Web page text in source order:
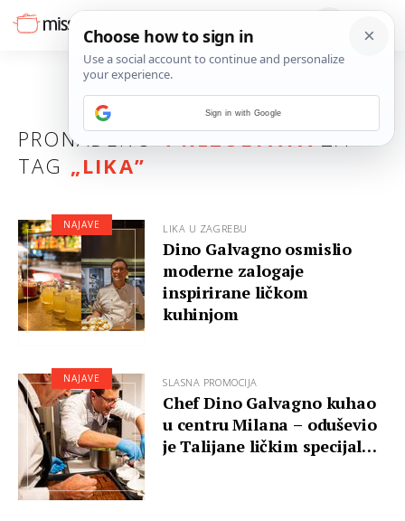
PRONAĐENO4 REZULTATAZA
TAG „LIKA”
LIKA U ZAGREBU
Dino Galvagno osmislio
moderne zalogaje
inspirirane ličkom
kuhinjom
NAJAVE
SLASNA PROMOCIJA
Chef Dino Galvagno kuhao
u centru Milana – oduševio
je Talijane ličkim specijal…
NAJAVE
Sign in with Google